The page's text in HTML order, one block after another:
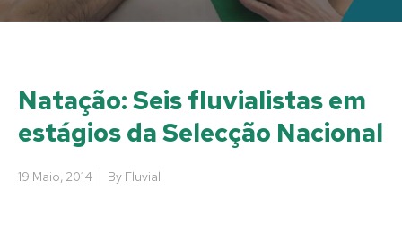
Natação: Seis fluvialistas em
estágios da Selecção Nacional
19 Maio, 2014 By Fluvial